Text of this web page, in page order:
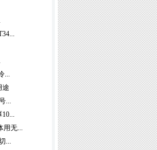
...
途
...
用无...
...